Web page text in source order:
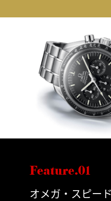
Feature.01
オメガ・スピー